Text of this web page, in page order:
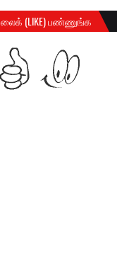
லைக் (LIKE) பண்ணுங்க